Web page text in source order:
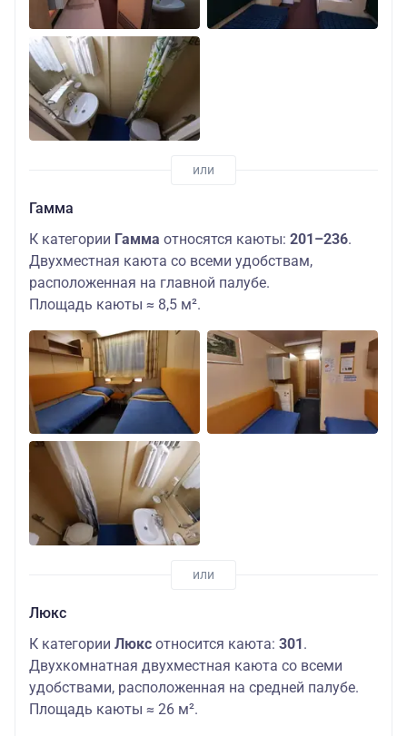
Гамма
К категории Гамма относятся каюты: 201–236.
Двухместная каюта со всеми удобствам,
расположенная на главной палубе.
Площадь каюты ≈ 8,5 м².
Люкс
К категории Люкс относится каюта: 301.
Двухкомнатная двухместная каюта со всеми
удобствами, расположенная на средней палубе.
Площадь каюты ≈ 26 м².